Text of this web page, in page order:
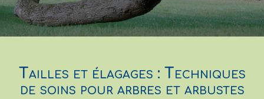
Tailles et élagages : Techniques
de soins pour arbres et arbustes